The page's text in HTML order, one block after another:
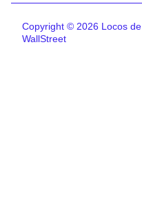
Copyright © 2026 Locos de
WallStreet